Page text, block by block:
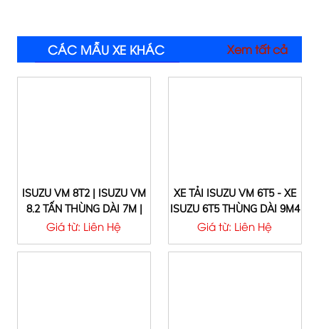
CÁC MẪU XE KHÁC Xem tất cả
ISUZU VM 8T2 | ISUZU VM
8.2 TẤN THÙNG DÀI 7M |
ISUZU 8T2 | ISUZU 8.2 TẤN |
Giá từ: Liên Hệ
XE TẢI ISUZU VM 6T5 - XE
ISUZU 6T5 THÙNG DÀI 9M4
- XE TẢI ISUZU VM 6.5 TẤN
Giá từ: Liên Hệ